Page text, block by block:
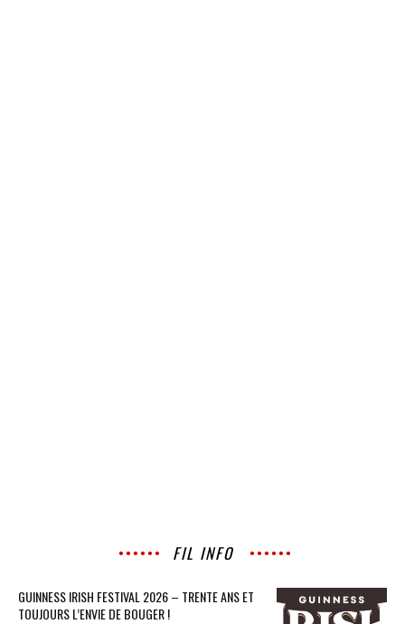
FIL INFO
GUINNESS IRISH FESTIVAL 2026 – TRENTE ANS ET
TOUJOURS L’ENVIE DE BOUGER !